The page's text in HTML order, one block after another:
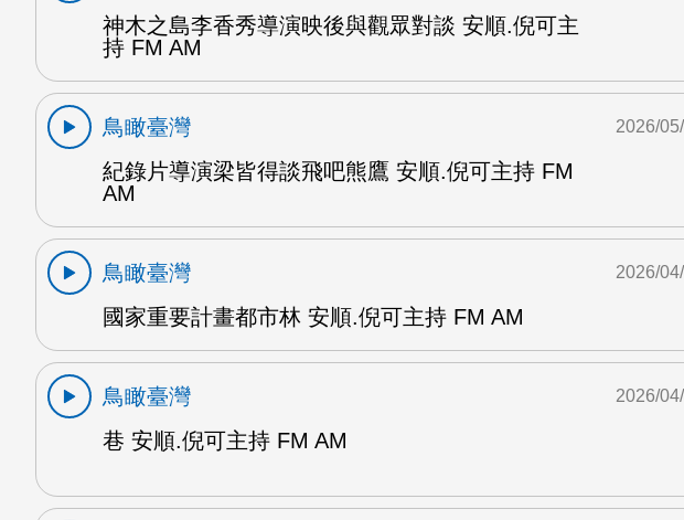
神木之島李香秀導演映後與觀眾對談 安順.倪可主
持 FM AM
鳥瞰臺灣
紀錄片導演梁皆得談飛吧熊鷹 安順.倪可主持 FM
AM
2026/
鳥瞰臺灣
國家重要計畫都市林 安順.倪可主持 FM AM
2026/
鳥瞰臺灣
巷 安順.倪可主持 FM AM
2026/